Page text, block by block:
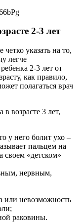
2-3 лет
указать на то,
легче
2-3 лет от
как правило,
полагаться врач
возрасте 3 лет,
у него болит ухо –
пальцем на
своем «детском»
нервным,
или невозможность
раковины.